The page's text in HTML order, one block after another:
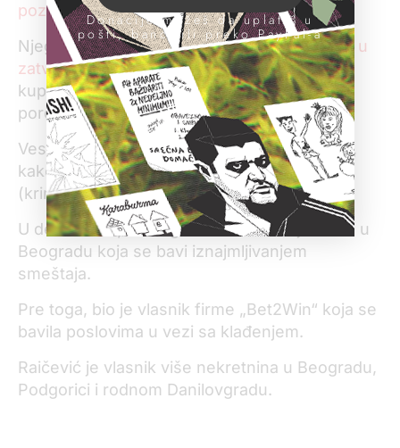
poznaje.
Njegova desna ruka, Zoran Jakšić,nalazi se u
zatvoru u Peruu, osuđen jer je organizovao
kupovinu kokaina od lokalnih mafijaških
porodica i šverc za Evropu.
Veselin Raičević je i nakon smrti brata ostao,
kako je policiji ispričao „Srećko“, „u vrhu
(kriminalne) piramide.“
U decembru prošle godine osnovao je firmu u
Beogradu koja se bavi iznajmljivanjem
smeštaja.
Pre toga, bio je vlasnik firme „Bet2Win“ koja se
bavila poslovima u vezi sa klađenjem.
Raičević je vlasnik više nekretnina u Beogradu,
Podgorici i rodnom Danilovgradu.
Donacije možeš da uplatiš u
pošti, banci ili preko PayPal-a